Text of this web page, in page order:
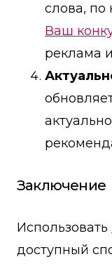
слова, по
Ваш
реклама
Заключение
Использовать
доступный